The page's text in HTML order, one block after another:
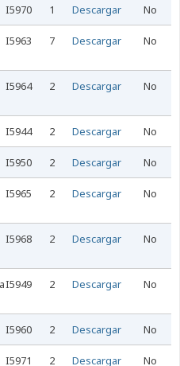
I5970 1 Descargar No
I5963 7 Descargar No
I5964 2 Descargar No
I5944 2 Descargar No
I5950 2 Descargar No
I5965 2 Descargar No
I5968 2 Descargar No
I5949 2 Descargar No
I5960 2 Descargar No
I5971 2 Descargar No